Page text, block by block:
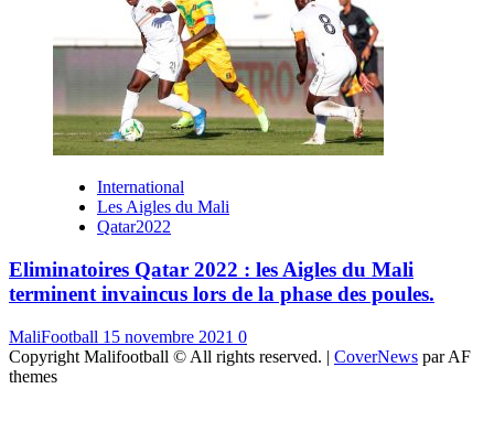
International
Les Aigles du Mali
Qatar2022
Eliminatoires Qatar 2022 : les Aigles du Mali
terminent invaincus lors de la phase des poules.
MaliFootball 15 novembre 2021 0
Copyright Malifootball © All rights reserved. | CoverNews par AF
themes